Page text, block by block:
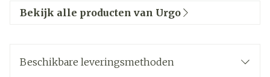
Bekijk alle producten van Urgo
Beschikbare leveringsmethoden